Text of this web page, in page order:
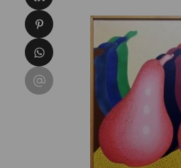
Condividi su Pinterest
Condividi su WhatsApp
Condividi su Email